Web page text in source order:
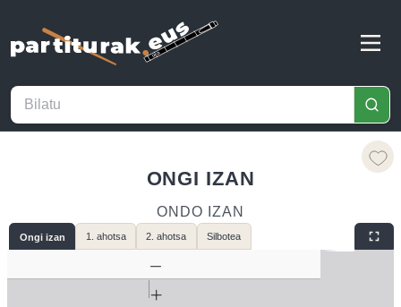
ONGI IZAN
ONDO IZAN
Ongi izan 1. ahotsa 2. ahotsa Silbotea